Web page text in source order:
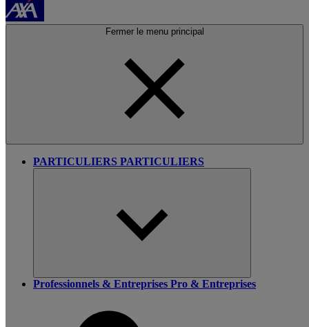
Fermer le menu principal
PARTICULIERS PARTICULIERS
Professionnels & Entreprises Pro & Entreprises